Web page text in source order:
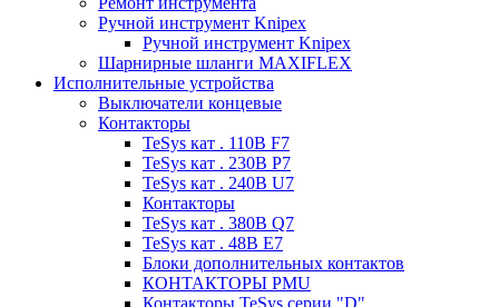
Ручной инструмент Knipex
Ручной инструмент Knipex
Шарнирные шланги MAXIFLEX
Исполнительные устройства
Выключатели концевые
Контакторы
TeSys кат . 110В F7
TeSys кат . 230В P7
TeSys кат . 240В U7
Контакторы
TeSys кат . 380В Q7
TeSys кат . 48В E7
Блоки дополнительных контактов
КОНТАКТОРЫ PMU
Контакторы TeSys серии "D"